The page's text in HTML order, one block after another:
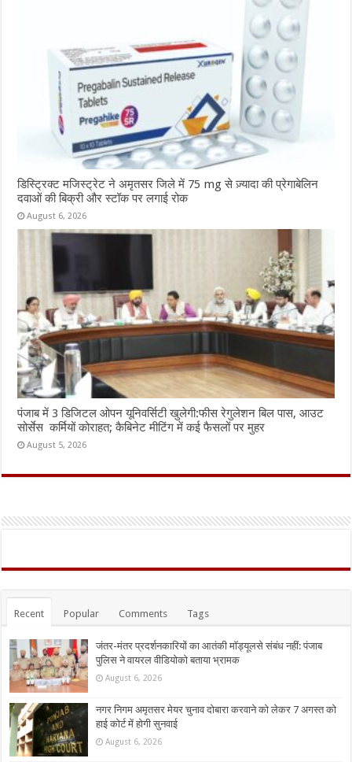
डिस्ट्रिक्ट मजिस्ट्रेट ने अमृतसर जिले में 75 mg से ज़्यादा की प्रेगाबेलिन
दवाओं की बिक्री और स्टॉक पर लगाई रोक
August 6, 2026
पंजाब में 3 डिजिटल ओपन यूनिवर्सिटी खुलेगी:फीस रेगुलेशन बिल पास, आउट
सोर्सेस कर्मियों कोराहत; कैबिनेट मीटिंग में कई फैसलों पर मुहर
August 5, 2026
Recent Popular Comments Tags
जंतर-मंतर प्रदर्शनकारियों का आतंकी मॉड्यूलसे संबंध नहीं: पंजाब
पुलिस ने वायरल वीडियोको बताया भ्रामक
August 6, 2026
नगर निगम अमृतसर मेयर चुनाव दोबारा करवाने को लेकर 7 अगस्त को
हाई कोर्ट में होगी सुनवाई
August 6, 2026